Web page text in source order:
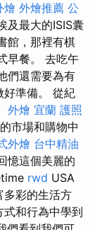
燴 外燴推薦 公
及最大的ISIS囊
館，那裡有棋
早餐。 去吃午
們還需要為有
好準備。 從紀
外燴 宜蘭 護照
市場和購物中
外燴 台中精油
憶這個美麗的
rwd USA
多彩的生活方
和行為中學到